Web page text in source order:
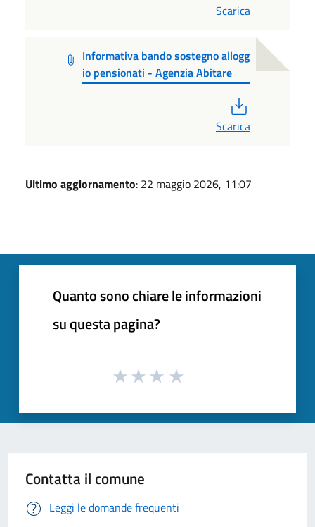
Scarica
Informativa bando sostegno allogg
io pensionati - Agenzia Abitare
Scarica
Ultimo aggiornamento: 22 maggio 2026, 11:07
Quanto sono chiare le informazioni
su questa pagina?
Contatta il comune
Leggi le domande frequenti